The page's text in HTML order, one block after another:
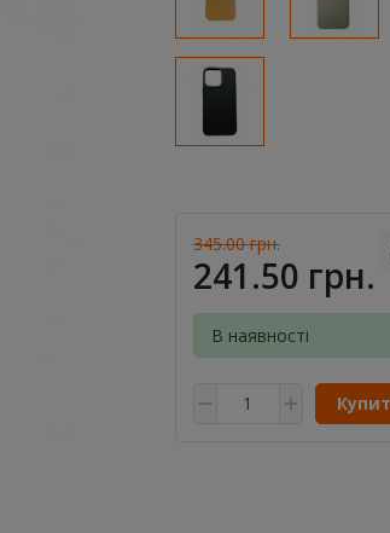
345.00 грн.
241.50 грн.
В наявності